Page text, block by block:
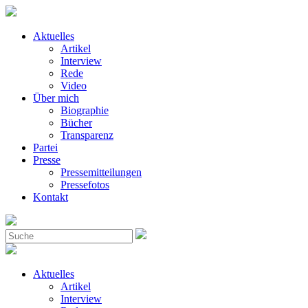
Aktuelles
Artikel
Interview
Rede
Video
Über mich
Biographie
Bücher
Transparenz
Partei
Presse
Pressemitteilungen
Pressefotos
Kontakt
Aktuelles
Artikel
Interview